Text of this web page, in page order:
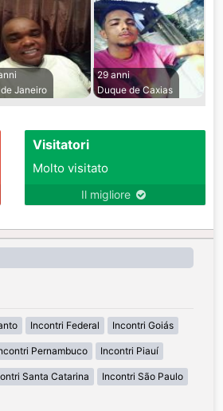
Janeiro
29 anni
Duque de Caxias
Visitatori
Molto visitato
Il migliore
Incontri Federal Incontri Goiás
Pernambuco Incontri Piauí
Santa Catarina Incontri São Paulo